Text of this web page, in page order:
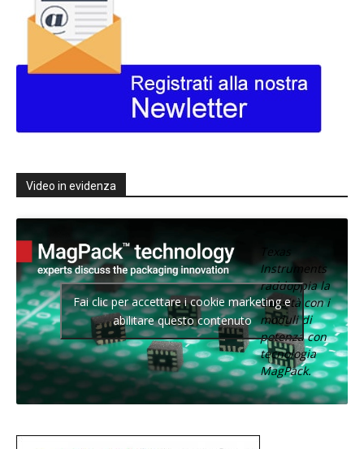
Video in evidenza
Texas
Instruments
raddoppia la
densità con i
moduli di
potenza con
tecnologia
MagPack.
Fai clic per accettare i cookie marketing e
abilitare questo contenuto